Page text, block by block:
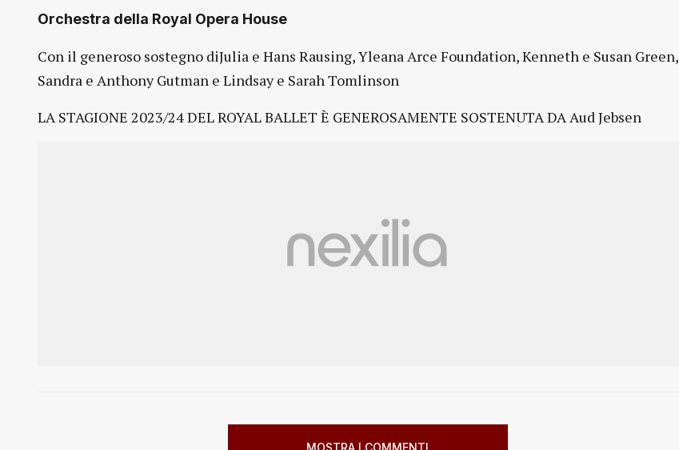
Orchestra della Royal Opera House
Con il generoso sostegno diJulia e Hans Rausing, Yleana Arce Foundation, Kenneth e Susan Green,
Sandra e Anthony Gutman e Lindsay e Sarah Tomlinson
LA STAGIONE 2023/24 DEL ROYAL BALLET È GENEROSAMENTE SOSTENUTA DA Aud Jebsen